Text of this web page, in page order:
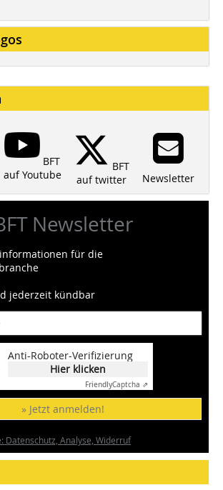
BFT
auf Youtube
BFT
auf twitter
Newsletter
Newsletter
für die
jederzeit kündbar
Anti-Roboter-Verifizierung
Hier klicken
FriendlyCaptcha ⇗
» Jetzt anmelden!
Datenschutz, Analyse, Widerruf